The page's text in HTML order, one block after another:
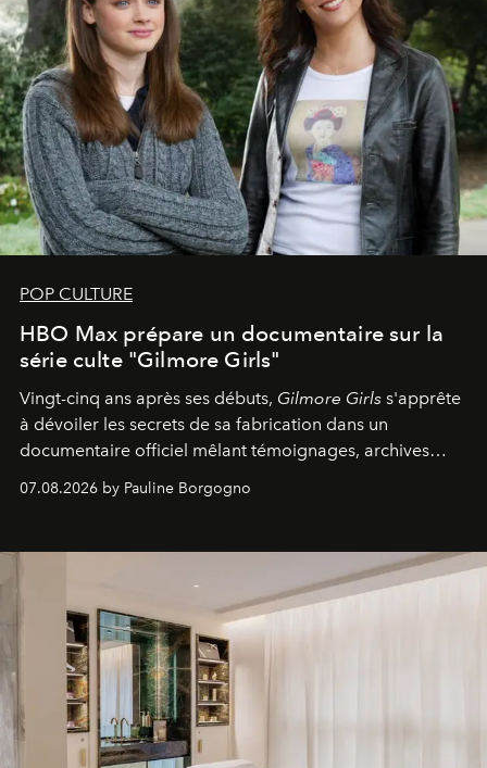
POP CULTURE
HBO Max prépare un documentaire sur la
série culte "Gilmore Girls"
Vingt-cinq ans après ses débuts, Gilmore Girls s'apprête
à dévoiler les secrets de sa fabrication dans un
documentaire officiel mêlant témoignages, archives
générationnel.
07.08.2026 by Pauline Borgogno